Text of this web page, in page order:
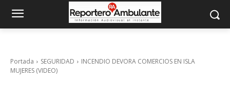
Portada SEGURIDAD
INCENDIO DEVORA COMERCIOS EN ISLA
MUJERES (VIDEO)